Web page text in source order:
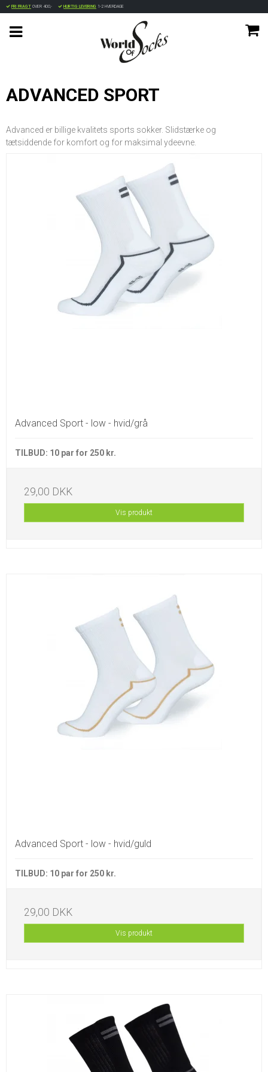
FRI FRAGT OVER 400,- HURTIG LEVERING 1-2 HVERDAGE
ADVANCED SPORT
Advanced er billige kvalitets sports sokker. Slidstærke og
tætsiddende for komfort og for maksimal ydeevne.
Advanced Sport - low - hvid/grå
TILBUD: 10 par for 250 kr.
29,00 DKK
Vis produkt
Advanced Sport - low - hvid/guld
TILBUD: 10 par for 250 kr.
29,00 DKK
Vis produkt